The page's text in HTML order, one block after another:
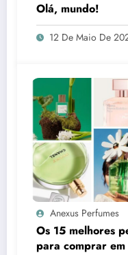
Olá, mundo!
12 De Maio De
Anexus Perfumes
Os 15 melhores
para comprar